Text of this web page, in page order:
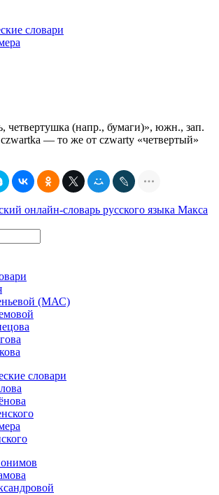
словари
четвертушка (напр., бумаги)», южн., зап.
— то же от czwarty «четвертый»
онлайн-словарь русского языка Макса
(МАС)
словари